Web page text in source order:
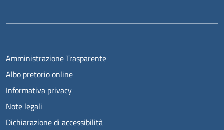
Amministrazione Trasparente
Albo pretorio online
Informativa privacy
Note legali
Dichiarazione di accessibilità